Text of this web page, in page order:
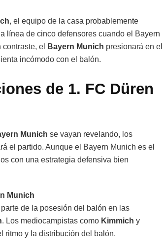
, el equipo de la casa probablemente
línea de cinco defensores cuando el Bayern
el
Bayern Munich presionará en el
incómodo con el balón.
de 1. FC Düren
Munich se vayan revelando, los
el partido. Aunque el Bayern Munich es el
con una estrategia defensiva bien
Munich
de la posesión del balón en las
. Los mediocampistas como Kimmich y
ritmo y la distribución del balón.